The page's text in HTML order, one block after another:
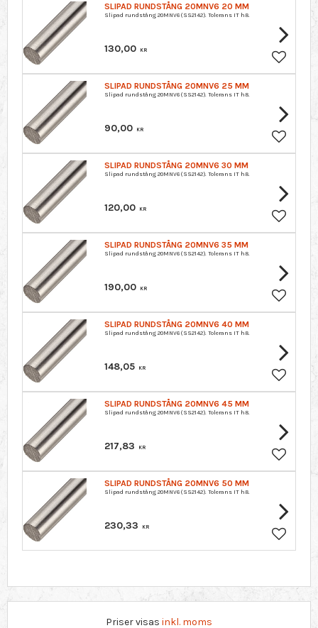
SLIPAD RUNDSTÅNG 20MNV6 20 MM
Slipad rundstång 20MNV6 (SS2142). Tolerans IT h8.
130,00 KR
Lägg till
SLIPAD RUNDSTÅNG 20MNV6 25 MM
Slipad rundstång 20MNV6 (SS2142). Tolerans IT h8.
90,00 KR
Lägg till
SLIPAD RUNDSTÅNG 20MNV6 30 MM
Slipad rundstång 20MNV6 (SS2142). Tolerans IT h8.
120,00 KR
Lägg till
SLIPAD RUNDSTÅNG 20MNV6 35 MM
Slipad rundstång 20MNV6 (SS2142). Tolerans IT h8.
190,00 KR
Lägg till
SLIPAD RUNDSTÅNG 20MNV6 40 MM
Slipad rundstång 20MNV6 (SS2142). Tolerans IT h8.
148,05 KR
Lägg till
SLIPAD RUNDSTÅNG 20MNV6 45 MM
Slipad rundstång 20MNV6 (SS2142). Tolerans IT h8.
217,83 KR
Lägg till
SLIPAD RUNDSTÅNG 20MNV6 50 MM
Slipad rundstång 20MNV6 (SS2142). Tolerans IT h8.
230,33 KR
Lägg till
Priser visas inkl. moms